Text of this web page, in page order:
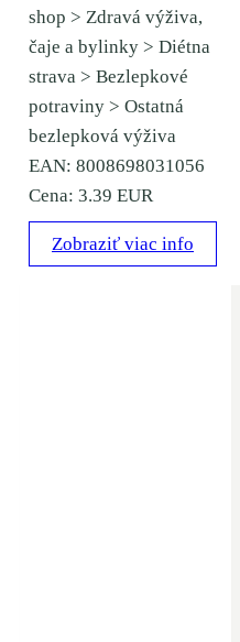
shop > Zdravá výživa,
čaje a bylinky > Diétna
strava > Bezlepkové
potraviny > Ostatná
bezlepková výživa
EAN: 8008698031056
Cena: 3.39 EUR
Zobraziť viac info